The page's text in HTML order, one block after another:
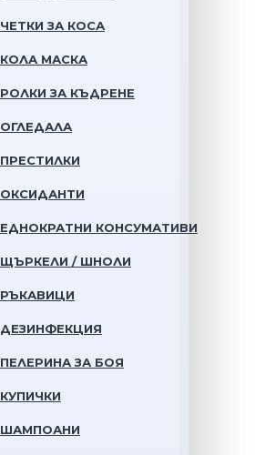
ЧЕТКИ ЗА КОСА
КОЛА МАСКА
РОЛКИ ЗА КЪДРЕНЕ
ОГЛЕДАЛА
ПРЕСТИЛКИ
ОКСИДАНТИ
ЕДНОКРАТНИ КОНСУМАТИВИ
ЩЪРКЕЛИ / ШНОЛИ
РЪКАВИЦИ
ДЕЗИНФЕКЦИЯ
ПЕЛЕРИНА ЗА БОЯ
КУПИЧКИ
ШАМПОАНИ